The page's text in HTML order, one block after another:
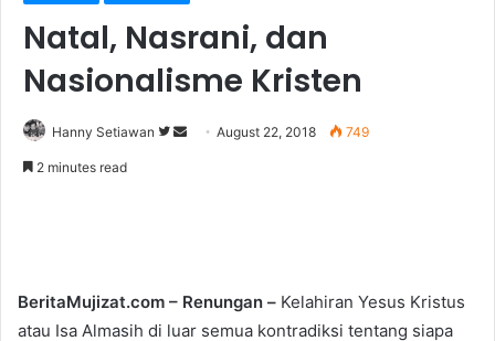
Natal, Nasrani, dan
Nasionalisme Kristen
Hanny Setiawan
F
August 22, 2018 749
2 minutes read
BeritaMujizat.com – Renungan – Kelahiran Yesus Kristus
atau Isa Almasih di luar semua kontradiksi tentang siapa